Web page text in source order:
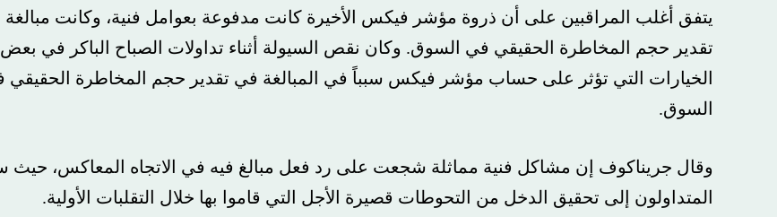
يتفق أغلب المراقبين على أن ذروة مؤشر فيكس الأخيرة كانت مدفوعة بعوامل فنية، وكانت مبالغة في
تقدير حجم المخاطرة الحقيقي في السوق. وكان نقص السيولة أثناء تداولات الصباح الباكر في بعض
الخيارات التي تؤثر على حساب مؤشر فيكس سبباً في المبالغة في تقدير حجم المخاطرة الحقيقي في
السوق.
وقال جريناكوف إن مشاكل فنية مماثلة شجعت على رد فعل مبالغ فيه في الاتجاه المعاكس، حيث سارع
المتداولون إلى تحقيق الدخل من التحوطات قصيرة الأجل التي قاموا بها خلال التقلبات الأولية.